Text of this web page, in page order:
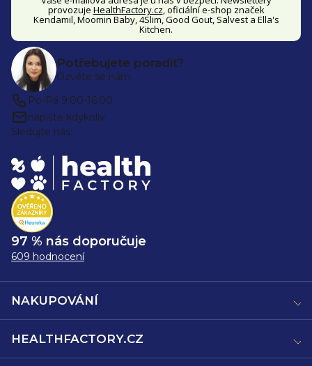
provozuje HealthFactory.cz, oficiálníe-shop značek
Kendamil, Moomin Baby, 4Slim, Good Gout, Salvest a Ella's
Kitchen.
Potřebujete poradit?
Ozvěte se nám
Po-Pá 9:00-16:00
napište kdykoliv
Sledujte nás:
97 % nás doporučuje
609 hodnocení
NAKUPOVÁNÍ
HEALTHFACTORY.CZ